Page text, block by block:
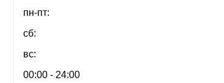
пн-пт:
сб:
вс:
00:00 - 24:00